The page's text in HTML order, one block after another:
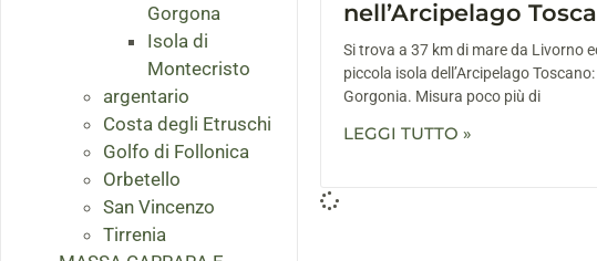
Gorgona
Isola di
Montecristo
argentario
Costa degli Etruschi
Golfo di Follonica
Orbetello
San Vincenzo
Tirrenia
nell’Arcipelago
Si trova a 37 km di mare da Livorno
piccola isola dell’Arcipelago Toscano:
Gorgonia. Misura poco più di
LEGGI TUTTO »